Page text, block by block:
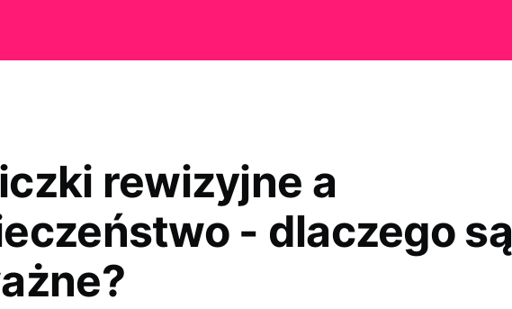
rewizyjne a
- dlaczego są